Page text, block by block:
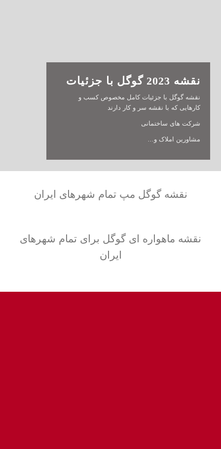
نقشه 2023 گوگل با جزئیات
نقشه گوگل با جزئیات کامل مخصوص کسب و
کارهایی که با نقشه سر و کار دارند
شرکت های ساختمانی
مشاورین املاک و…
نقشه گوگل مپ تمام شهرهای ایران
نقشه ماهواره ای گوگل برای تمام شهرهای
ایران